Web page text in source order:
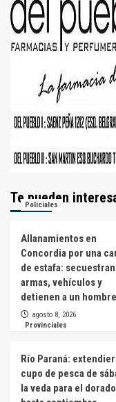
Te pueden
Policiales
Allanamientos en
Concordia por una
de estafa: secuestran
armas, vehículos y
detienen a un hombre
agosto 8, 2026
Provinciales
Río Paraná:
cupo de pesca de
la veda para el dorado